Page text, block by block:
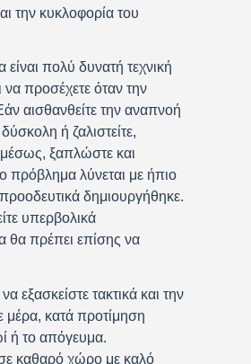
την κυκλοφορία του
πολύ δυνατή τεχνική
να προσέχετε όταν την
αισθανθείτε την αναπνοή
ή ζαλιστείτε,
ξαπλώστε και
πρόβλημα λύνεται με ήπιο
δημιουργήθηκε.
υπερβολικά
θα πρέπει επίσης να
εξασκείστε τακτικά και την
μέρα, κατά προτίμηση
ή το απόγευμα.
καθαρό χώρο με καλό